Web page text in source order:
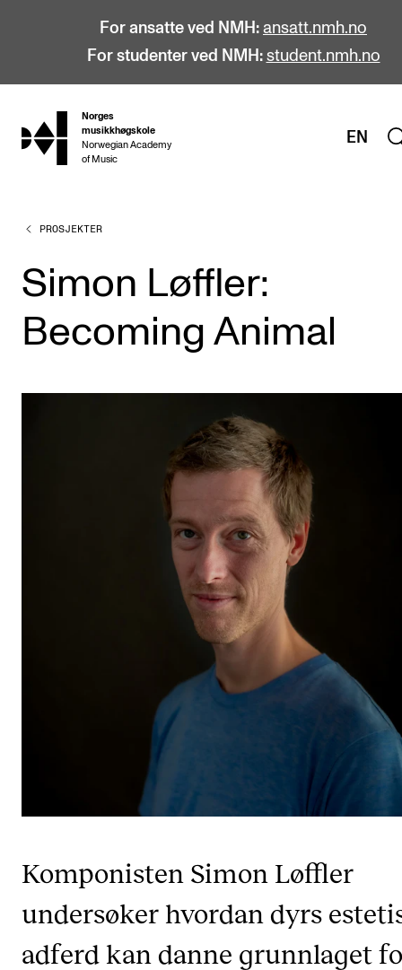
For ansatte ved NMH: ansatt.nmh.no
For studenter ved NMH: student.nmh.no
hjem
Norges
musikkhøgskole
Norwegian Academy
of Music
EN
STUDIER
Alle studier
Bachelor
Master
Årsstudium og videreutdanning
Studentutvalet SUT (student.nmh.no)
CREMAH
Prosjekter
Publikasjoner
PROSJEKTER
Simon Løffler:
Becoming Animal
Komponisten Simon Løffler
undersøker hvordan dyrs
adferd kan danne grunnlaget